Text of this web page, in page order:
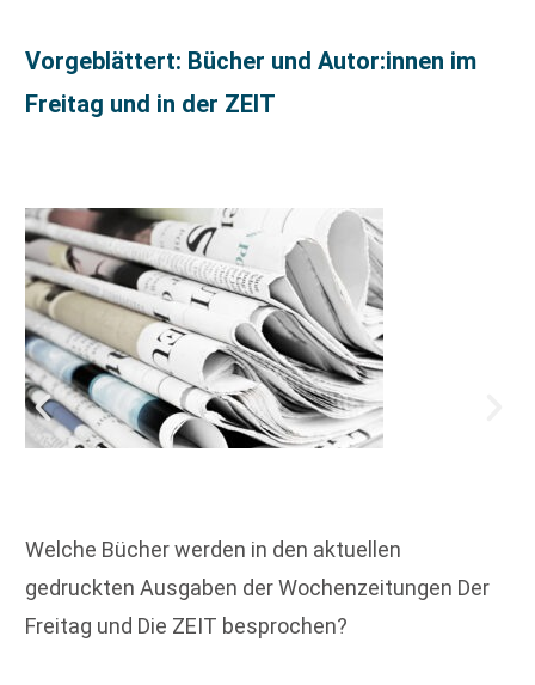
Vorgeblättert: Bücher und Autor:innen im
Freitag und in der ZEIT
Welche Bücher werden in den aktuellen
gedruckten Ausgaben der Wochenzeitungen Der
Freitag und Die ZEIT besprochen?